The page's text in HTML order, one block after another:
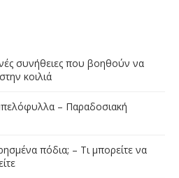
συνήθειες που βοηθούν να
κοιλιά
– Παραδοσιακή
πόδια; – Τι μπορείτε να